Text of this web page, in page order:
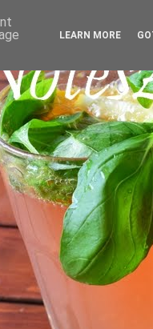
LEARN MORE